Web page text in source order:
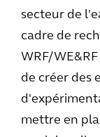
secteur de
cadre de
WRF/
de créer des
mettre en